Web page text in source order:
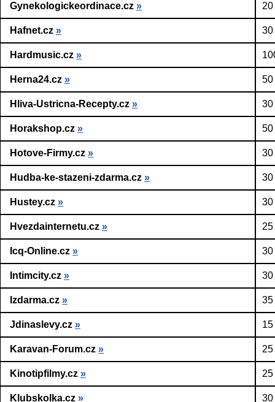
Gynekologickeordinace.cz »
Hafnet.cz » 30
Hardmusic.cz »
Herna24.cz » 50
Hliva-Ustricna-Recepty.cz » 30
Horakshop.cz » 50
Hotove-Firmy.cz » 30
Hudba-ke-stazeni-zdarma.cz » 30
Hustey.cz » 30
Hvezdainternetu.cz »
Icq-Online.cz » 30
Intimcity.cz » 30
Izdarma.cz » 35
Jdinaslevy.cz »
Karavan-Forum.cz »
Kinotipfilmy.cz »
Klubskolka.cz » 30